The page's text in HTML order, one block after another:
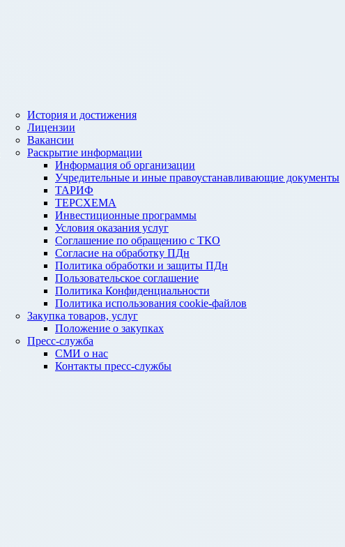
История и достижения
Лицензии
Вакансии
Раскрытие информации
Информация об организации
Учредительные и иные правоустанавливающие документы
ТАРИФ
ТЕРСХЕМА
Инвестиционные программы
Условия оказания услуг
Соглашение по обращению с ТКО
Согласие на обработку ПДн
Политика обработки и защиты ПДн
Пользовательское соглашение
Политика Конфиденциальности
Политика использования cookie-файлов
Закупка товаров, услуг
Положение о закупках
Пресс-служба
СМИ о нас
Контакты пресс-службы